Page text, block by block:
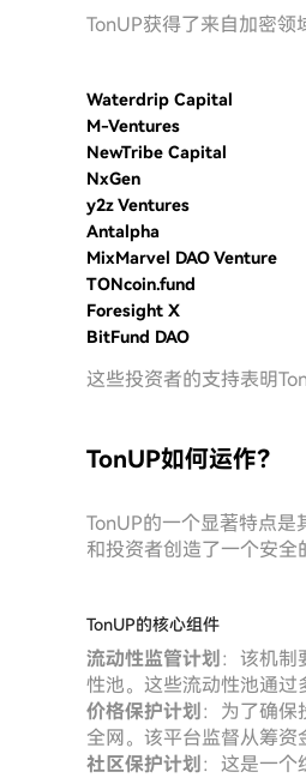
TonUP获得了来自加密领
Waterdrip Capital
M-Ventures
NewTribe Capital
NxGen
y2z Ventures
Antalpha
MixMarvel DAO Venture
TONcoin.fund
Foresight X
BitFund DAO
这些投资者的支持表明
TonUP如何运作？
TonUP的一个显著特点
和投资者创造了一个安全
TonUP的核心组件
流动性监管计划 ：该机制
性池。这些流动性池通过
价格保护计划 ：为了确
全网。该平台监督从筹资
社区保护计划 ：这是一个